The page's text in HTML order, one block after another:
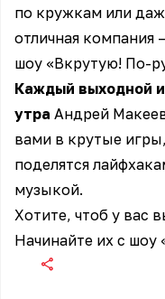
по кружкам или
отличная компания
шоу «Вкрутую! По-
Каждый выходной
утра Андрей
вами в крутые
поделятся
музыкой.
Хотите, чтоб у вас
Начинайте их с